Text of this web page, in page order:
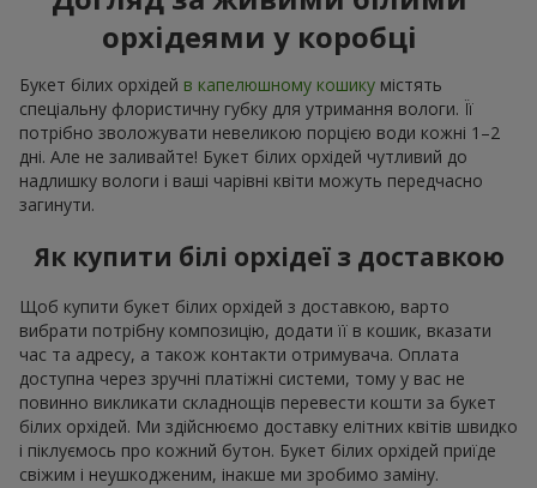
орхідеями у коробці
Букет білих орхідей в капелюшному кошику містять
спеціальну флористичну губку для утримання вологи. Її
потрібно зволожувати невеликою порцією води кожні 1–2
дні. Але не заливайте! Букет білих орхідей чутливий до
надлишку вологи і ваші чарівні квіти можуть передчасно
загинути.
Як купити білі орхідеї з доставкою
Щоб купити букет білих орхідей з доставкою, варто
вибрати потрібну композицію, додати її в кошик, вказати
час та адресу, а також контакти отримувача. Оплата
доступна через зручні платіжні системи, тому у вас не
повинно викликати складнощів перевести кошти за букет
білих орхідей. Ми здійснюємо доставку елітних квітів швидко
і піклуємось про кожний бутон. Букет білих орхідей приїде
свіжим і неушкодженим, інакше ми зробимо заміну.